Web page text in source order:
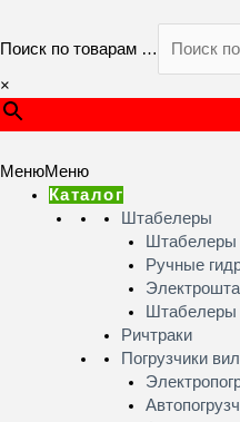
Поиск по товарам …
×
МенюМеню
Каталог
Штабелеры
Ручные
Штабелеры
Ричтраки
Погрузчики